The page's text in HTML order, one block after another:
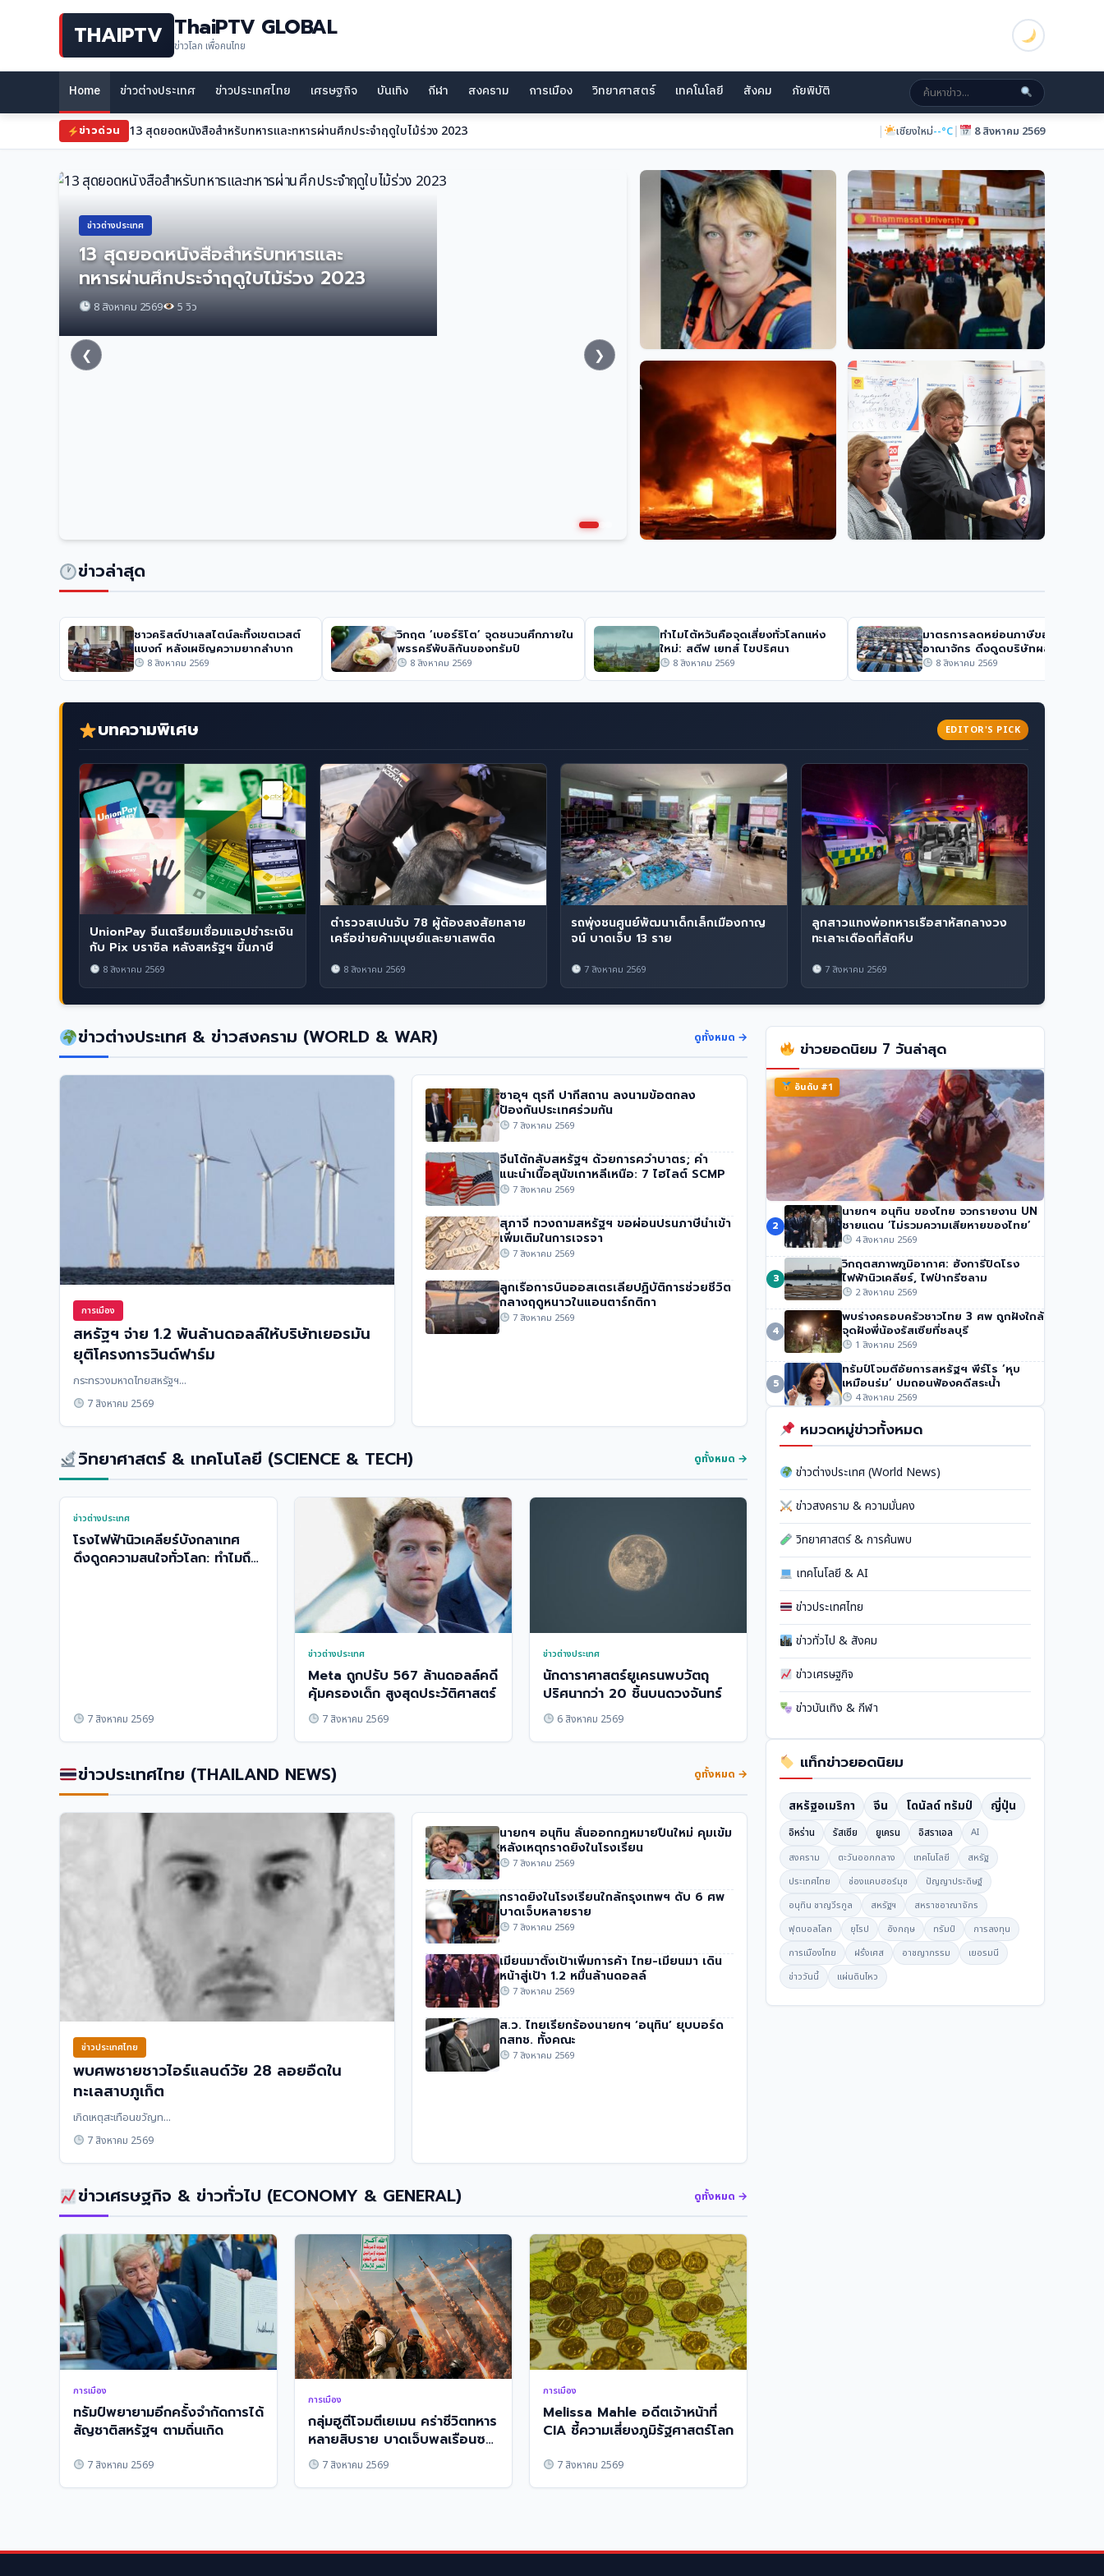
THAIPTV ThaiPTV GLOBAL
ข่าวโลก เพื่อคนไทย
Home ข่าวต่างประเทศ ข่าวประเทศไทย เศรษฐกิจ บันเทิง กีฬา สงคราม การเมือง วิทยาศาสตร์ เทคโนโลยี สังคม ภัยพิบัติ
ข่าวด่วน สมุดโทรศัพท์ปริศนานำไปสู่หัวหน้าสายลับอัสซาดผู้หลบหนี | ภูเก็ต--°C| 8 สิงหาคม 2569
ข่าวต่างประเทศ
13 สุดยอดหนังสือสำหรับทหารและ
ทหารผ่านศึกประจำฤดูใบไม้ร่วง 2023
8 สิงหาคม 2569 5 วิว
การเมือง
สมุดโทรศัพท์ปริศนานำไปสู่หัวหน้าสายลับอัสซาดผู้หลบหนี
❮
❯
ข่าวต่างประเทศ
รัสเซียใช้โดรนโจมตีเจ้าหน้าที่
แพทย์ยูเครน: ‘ฉันวิ่งหนีเพราะรู้ว่า
จะต้องตาย’
การเมือง
ปลด 3,400 เจ้าหน้าที่ท้องถิ่นจาก
กรณีทุจริตสอบ กระทรวง
มหาดไทยเดินหน้า ‘กู้คืนความ
ยุติธรรม’
หยุดยิง
ข่าวล่าสุด
ชาวคริสต์ปาเลสไตน์ละทิ้งเขตเวสต์
แบงก์ หลังเผชิญความยากลำบาก
8 สิงหาคม 2569
วิกฤต ‘เบอร์ริโต’ จุดชนวนศึกภายใน
พรรครีพับลิกันของทรัมป์
8 สิงหาคม 2569
ทำไมไต้หวันคือจุดเสี่ยงทั่วโลกแห่ง
ใหม่: สตีฟ เยทส์ ไขปริศนา
8 สิงหาคม 2569
มาตรการลดหย่อนภาษีของสหราช
อาณาจักร ดึงดูดบริษัทผลิตรถยนต์
8 สิงหาคม 2569
บทความพิเศษ EDITOR'S PICK
UnionPay จีนเตรียมเชื่อมแอปชำระเงิน
กับ Pix บราซิล หลังสหรัฐฯ ขึ้นภาษี
8 สิงหาคม 2569
ตำรวจสเปนจับ 78 ผู้ต้องสงสัยทลาย
เครือข่ายค้ามนุษย์และยาเสพติด
8 สิงหาคม 2569
รถพุ่งชนศูนย์พัฒนาเด็กเล็กเมืองกาญ
จน์ บาดเจ็บ 13 ราย
7 สิงหาคม 2569
ลูกสาวแทงพ่อทหารเรือสาหัสกลางวง
ทะเลาะเดือดที่สัตหีบ
7 สิงหาคม 2569
ข่าวต่างประเทศ & ข่าวสงคราม (WORLD & WAR) ดูทั้งหมด →
การเมือง
สหรัฐฯ จ่าย 1.2 พันล้านดอลล์ให้บริษัทเยอรมัน
ยุติโครงการวินด์ฟาร์ม
กระทรวงมหาดไทยสหรัฐฯ...
7 สิงหาคม 2569
ซาอุฯ ตุรกี ปากีสถาน ลงนามข้อตกลง
ป้องกันประเทศร่วมกัน
7 สิงหาคม 2569
จีนโต้กลับสหรัฐฯ ด้วยการคว่ำบาตร; คำ
แนะนำเนื้อสุนัขเกาหลีเหนือ: 7 ไฮไลต์ SCMP
7 สิงหาคม 2569
สุภาจี ทวงถามสหรัฐฯ ขอผ่อนปรนภาษีนำเข้า
เพิ่มเติมในการเจรจา
7 สิงหาคม 2569
ลูกเรือการบินออสเตรเลียปฏิบัติการช่วยชีวิต
กลางฤดูหนาวในแอนตาร์กติกา
7 สิงหาคม 2569
วิทยาศาสตร์ & เทคโนโลยี (SCIENCE & TECH) ดูทั้งหมด →
ข่าวต่างประเทศ
โรงไฟฟ้านิวเคลียร์บังกลาเทศ
ดึงดูดความสนใจทั่วโลก: ทำไมถึง
7 สิงหาคม 2569
ข่าวต่างประเทศ
Meta ถูกปรับ 567 ล้านดอลล์คดี
คุ้มครองเด็ก สูงสุดประวัติศาสตร์
7 สิงหาคม 2569
ข่าวต่างประเทศ
นักดาราศาสตร์ยูเครนพบวัตถุ
ปริศนากว่า 20 ชิ้นบนดวงจันทร์
6 สิงหาคม 2569
ข่าวประเทศไทย (THAILAND NEWS) ดูทั้งหมด →
ข่าวประเทศไทย
พบศพชายชาวไอร์แลนด์วัย 28 ลอยอืดใน
ทะเลสาบภูเก็ต
เกิดเหตุสะเทือนขวัญท...
7 สิงหาคม 2569
นายกฯ อนุทิน ลั่นออกกฎหมายปืนใหม่ คุมเข้ม
หลังเหตุกราดยิงในโรงเรียน
7 สิงหาคม 2569
กราดยิงในโรงเรียนใกล้กรุงเทพฯ ดับ 6 ศพ
บาดเจ็บหลายราย
7 สิงหาคม 2569
เมียนมาตั้งเป้าเพิ่มการค้า ไทย-เมียนมา เดิน
หน้าสู่เป้า 1.2 หมื่นล้านดอลล์
7 สิงหาคม 2569
ส.ว. ไทยเรียกร้องนายกฯ ‘อนุทิน’ ยุบบอร์ด
กสทช. ทั้งคณะ
7 สิงหาคม 2569
ข่าวเศรษฐกิจ & ข่าวทั่วไป (ECONOMY & GENERAL) ดูทั้งหมด →
การเมือง
ทรัมป์พยายามอีกครั้งจำกัดการได้
สัญชาติสหรัฐฯ ตามถิ่นเกิด
7 สิงหาคม 2569
การเมือง
กลุ่มฮูตีโจมตีเยเมน คร่าชีวิตทหาร
หลายสิบราย บาดเจ็บพลเรือนซา
อุฯ7 สิงหาคม 2569
การเมือง
Melissa Mahle อดีตเจ้าหน้าที่
CIA ชี้ความเสี่ยงภูมิรัฐศาสตร์โลก
7 สิงหาคม 2569
ข่าวยอดนิยม 7 วันล่าสุด
อันดับ #1
นักปีนเขาชื่อดัง นิมมัล ปูร์จา เสียชีวิตในหิมะถล่ม
ปากีสถาน
54 วิว• 1 สิงหาคม 2569
2
นายกฯ อนุทิน ของไทย จวกรายงาน UN
ชายแดน ‘ไม่รวมความเสียหายของไทย’
4 สิงหาคม 2569
3
วิกฤตสภาพภูมิอากาศ: ฮังการีปิดโรง
ไฟฟ้านิวเคลียร์, ไฟป่ากรีซลาม
2 สิงหาคม 2569
4
พบร่างครอบครัวชาวไทย 3 ศพ ถูกฝังใกล้
จุดฝังพี่น้องรัสเซียที่ชลบุรี
1 สิงหาคม 2569
5
ทรัมป์โจมตีอัยการสหรัฐฯ พีร์โร ‘หุบ
เหมือนร่ม’ ปมถอนฟ้องคดีสระน้ำ
4 สิงหาคม 2569
หมวดหมู่ข่าวทั้งหมด
ข่าวต่างประเทศ (World News)
ข่าวสงคราม & ความมั่นคง
วิทยาศาสตร์ & การค้นพบ
เทคโนโลยี & AI
ข่าวประเทศไทย
ข่าวทั่วไป & สังคม
ข่าวเศรษฐกิจ
ข่าวบันเทิง & กีฬา
แท็กข่าวยอดนิยม
สหรัฐอเมริกา จีน โดนัลด์ ทรัมป์ ญี่ปุ่น
อิหร่าน รัสเซีย ยูเครน อิสราเอล
AI
สงคราม
ตะวันออกกลาง เทคโนโลยี
สหรัฐ
ประเทศไทย
ช่องแคบฮอร์มุซ
ปัญญาประดิษฐ์
อนุทิน ชาญวีรกูล
สหรัฐฯ
สหราชอาณาจักร
ฟุตบอลโลก
ยุโรป อังกฤษ ทรัมป์
การลงทุน
การเมืองไทย
ฝรั่งเศส อาชญากรรม
เยอรมนี
ข่าววันนี้
แผ่นดินไหว